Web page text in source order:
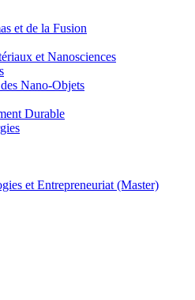
et de la Fusion
et Nanosciences
Nano-Objets
Durable
et Entrepreneuriat (Master)